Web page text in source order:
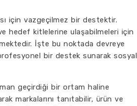
için vazgeçilmez bir destektir.
hedef kitlelerine ulaşabilmeleri için
İşte bu noktada devreye
bir destek sunarak sosyal
geçirdiği bir ortam haline
markalarını tanıtabilir, ürün ve